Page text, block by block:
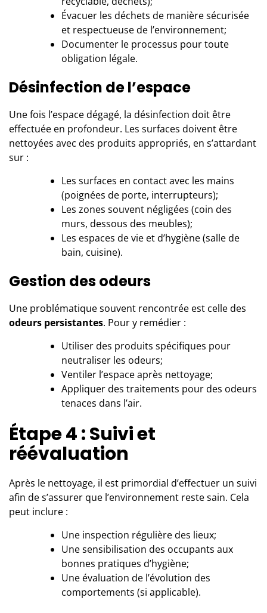
Évacuer les déchets de manière sécurisée
et respectueuse de l’environnement;
Documenter le processus pour toute
obligation légale.
Désinfection de l’espace
Une fois l’espace dégagé, la désinfection doit être
effectuée en profondeur. Les surfaces doivent être
nettoyées avec des produits appropriés, en s’attardant
sur :
Les surfaces en contact avec les mains
(poignées de porte, interrupteurs);
Les zones souvent négligées (coin des
murs, dessous des meubles);
Les espaces de vie et d’hygiène (salle de
bain, cuisine).
Gestion des odeurs
Une problématique souvent rencontrée est celle des
odeurs persistantes. Pour y remédier :
Utiliser des produits spécifiques pour
neutraliser les odeurs;
Ventiler l’espace après nettoyage;
Appliquer des traitements pour des odeurs
tenaces dans l’air.
Étape 4 : Suivi et
réévaluation
Après le nettoyage, il est primordial d’effectuer un suivi
afin de s’assurer que l’environnement reste sain. Cela
peut inclure :
Une inspection régulière des lieux;
Une sensibilisation des occupants aux
bonnes pratiques d’hygiène;
Une évaluation de l’évolution des
comportements (si applicable).